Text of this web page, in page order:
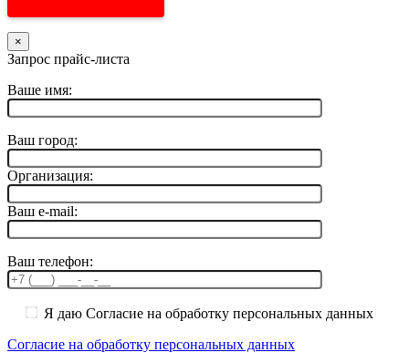
×
Запрос прайс-листа
Ваше имя:
Ваш город:
Организация:
Ваш e-mail:
Ваш телефон:
Я даю Согласие на обработку персональных данных
Согласие на обработку персональных данных